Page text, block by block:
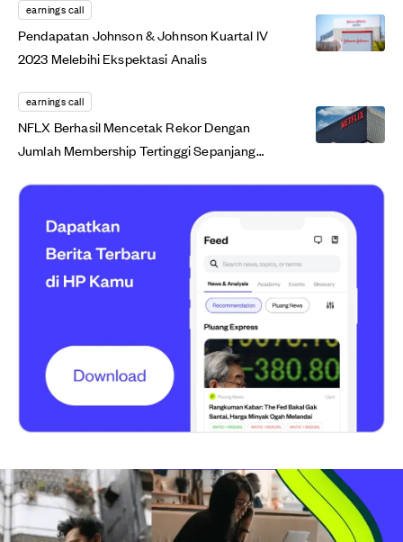
earnings call
Pendapatan Johnson & Johnson Kuartal IV
2023 Melebihi Ekspektasi Analis
earnings call
NFLX Berhasil Mencetak Rekor Dengan
Jumlah Membership Tertinggi Sepanjang